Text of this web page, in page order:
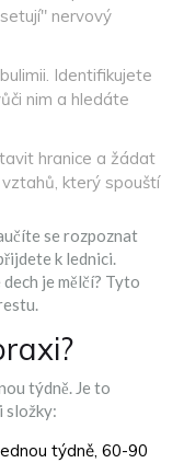
nervový
Identifikujete
nim a hledáte
hranice a žádat
který spouští
se rozpoznat
k lednici.
je mělčí? Tyto
týdně. Je to
složky:
týdně, 60-90